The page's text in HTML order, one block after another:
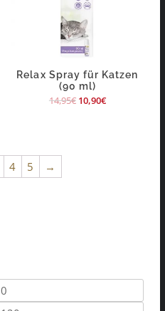
Relax Spray für Katzen
(90 ml)
14,95€ 10,90€
4 5 →
Min.